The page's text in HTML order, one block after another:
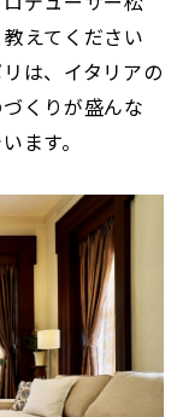
えてください
は、イタリアの
くりが盛んな
ます。